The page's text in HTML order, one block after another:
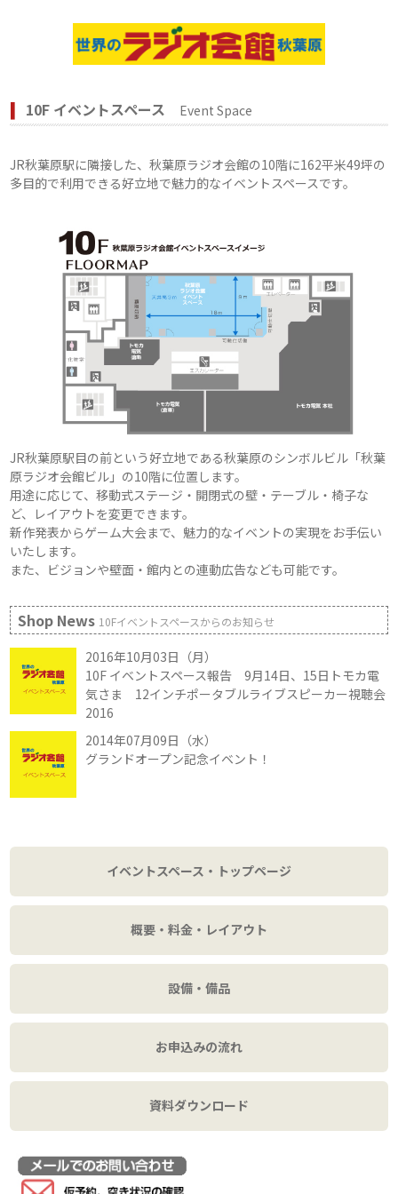
10F イベントスペース Event Space
JR秋葉原駅に隣接した、秋葉原ラジオ会館の10階に162平米49坪の
多目的で利用できる好立地で魅力的なイベントスペースです。
JR秋葉原駅目の前という好立地である秋葉原のシンボルビル「秋葉
原ラジオ会館ビル」の10階に位置します。
用途に応じて、移動式ステージ・開閉式の壁・テーブル・椅子な
ど、レイアウトを変更できます。
新作発表からゲーム大会まで、魅力的なイベントの実現をお手伝い
いたします。
また、ビジョンや壁面・館内との連動広告なども可能です。
Shop News 10Fイベントスペースからのお知らせ
2016年10月03日（月）
10F イベントスペース報告 9月14日、15日トモカ電
気さま 12インチポータブルライブスピーカー視聴会
2016
2014年07月09日（水）
グランドオープン記念イベント！
イベントスペース・トップページ
概要・料金・レイアウト
設備・備品
お申込みの流れ
資料ダウンロード